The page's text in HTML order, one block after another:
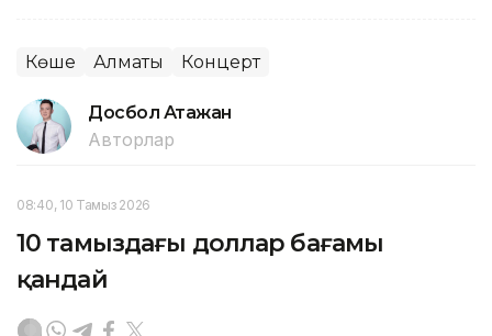
Көше Алматы Концерт
Досбол Атажан
Авторлар
08:40, 10 Тамыз 2026
10 тамыздағы доллар бағамы
қандай